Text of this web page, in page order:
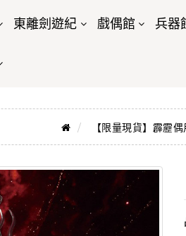
東離劍遊紀 戲偶館 兵器
【限量現貨】霹靂